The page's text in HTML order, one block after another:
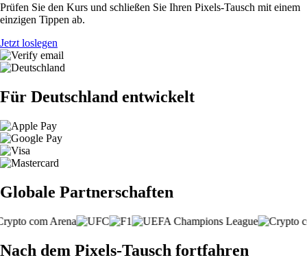
Prüfen Sie den Kurs und schließen Sie Ihren Pixels-Tausch mit einem
einzigen Tippen ab.
Jetzt loslegen
Für Deutschland entwickelt
Globale Partnerschaften
Nach dem Pixels-Tausch fortfahren